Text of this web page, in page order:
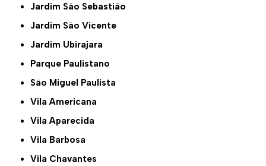
Jardim São Sebastião
Jardim São Vicente
Jardim Ubirajara
Parque Paulistano
São Miguel Paulista
Vila Americana
Vila Aparecida
Vila Barbosa
Vila Chavantes